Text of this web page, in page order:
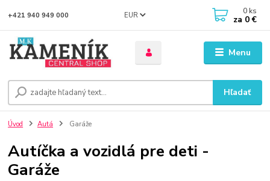
Menu
EUR
Hľadať
+421 940 949 000 0 ks
za 0 €
Úvod Autá Garáže
Autíčka a vozidlá pre deti -
Garáže